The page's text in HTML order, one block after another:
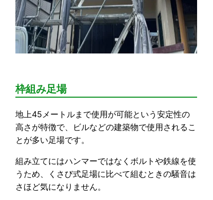
枠組み足場
地上45メートルまで使用が可能という安定性の
高さが特徴で、ビルなどの建築物で使用されるこ
とが多い足場です。
組み立てにはハンマーではなくボルトや鉄線を使
うため、くさび式足場に比べて組むときの騒音は
さほど気になりません。